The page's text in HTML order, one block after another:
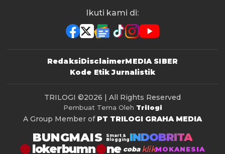
Ikuti kami di:
RedaksiDisclaimerMEDIA SIBER
Kode Etik Jurnalistik
TRILOGI ©2026 | All Rights Reserved
Pembuat Tema Oleh Trilogi
A Group Member of PT TRILOGI GRAHA MEDIA
BUNGMAIS
Smart &
Blogging INDOBRITA
lokerbumn coba klikMOKANESIA